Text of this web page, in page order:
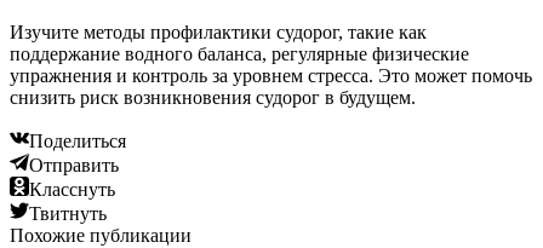
Изучите методы профилактики судорог, такие как
поддержание водного баланса, регулярные физические
упражнения и контроль за уровнем стресса. Это может помочь
снизить риск возникновения судорог в будущем.
Поделиться
Отправить
Класснуть
Твитнуть
Похожие публикации